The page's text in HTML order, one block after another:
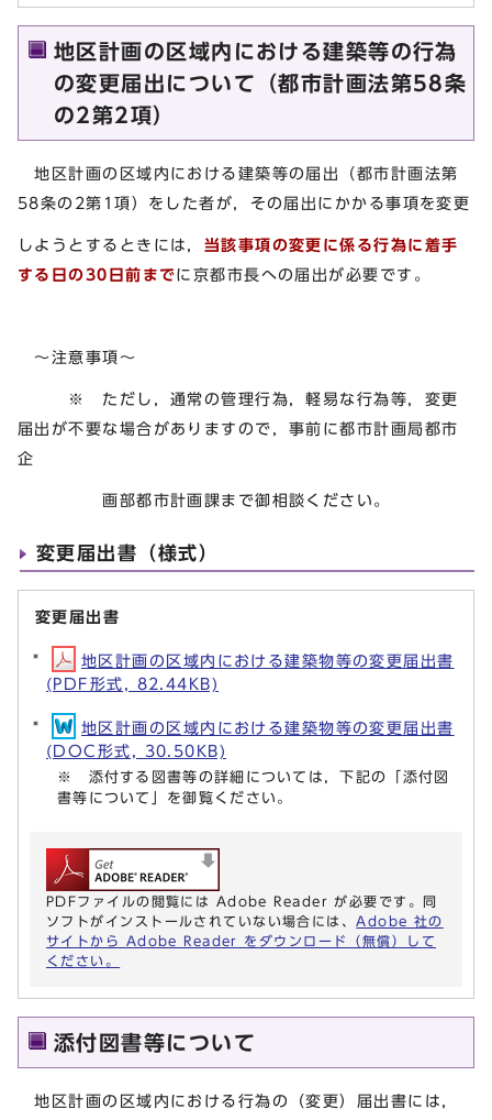
地区計画の区域内における建築等の行為
の変更届出について（都市計画法第58条
の2第2項）
地区計画の区域内における建築等の届出（都市計画法第
58条の2第1項）をした者が，その届出にかかる事項を変更
しようとするときには， 当該事項の変更に係る行為に着手
する日の30日前までに京都市長への届出が必要です。
～注意事項～
※ ただし，通常の管理行為，軽易な行為等，変更
届出が不要な場合がありますので，事前に都市計画局都市
企
画部都市計画課まで御相談ください。
変更届出書（様式）
変更届出書
地区計画の区域内における建築物等の変更届出書
(PDF形式, 82.44KB)
地区計画の区域内における建築物等の変更届出書
(DOC形式, 30.50KB)
※ 添付する図書等の詳細については，下記の「添付図
書等について」を御覧ください。
PDFファイルの閲覧には Adobe Reader が必要です。同
ソフトがインストールされていない場合には、 Adobe 社の
サイトから Adobe Reader をダウンロード（無償）して
ください。
添付図書等について
地区計画の区域内における行為の（変更）届出書には，